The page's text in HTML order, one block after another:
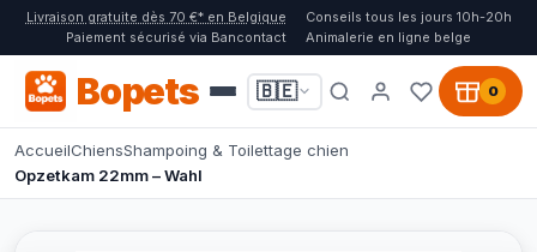
Livraison gratuite dès 70 €* en Belgique
Conseils tous les jours 10h-20h
Paiement sécurisé via Bancontact
Animalerie en ligne belge
Bopets 🇧🇪 0
AccueilChiensShampoing & Toilettage chien
Opzetkam 22mm – Wahl